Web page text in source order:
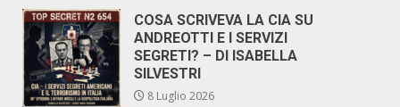
COSA SCRIVEVA LA CIA SU
ANDREOTTI E I SERVIZI
SEGRETI? – DI ISABELLA
SILVESTRI
8 Luglio 2026